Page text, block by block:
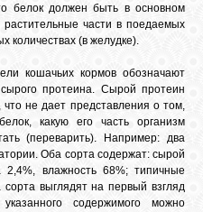
белок должен быть в основном
растительные части в поедаемых
количествах (в желудке).
кошачьих кормов обозначают
сырого протеина. Сырой протеин
не дает представления о том,
какую его часть организм
(переварить). Например: два
Оба сорта содержат: сырой
влажность 68%; типичные
выглядят на первый взгляд
содержимого можно